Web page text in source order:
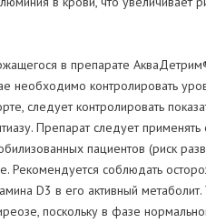
в препарате
необходимо контролировать
следует контролировать
Препарат следует применять
пациентов (риск
Рекомендуется соблюдать
D3 в его активный метаболит.
поскольку в фазе